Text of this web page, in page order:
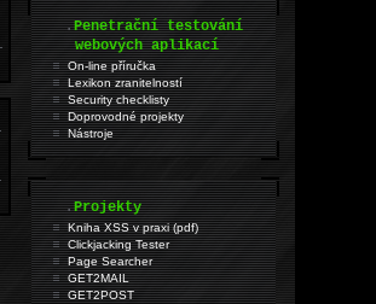
.Penetrační testování
webových aplikací
On-line příručka
Lexikon zranitelností
Security checklisty
Doprovodné projekty
Nástroje
.Projekty
Kniha XSS v praxi (pdf)
Clickjacking Tester
Page Searcher
GET2MAIL
GET2POST